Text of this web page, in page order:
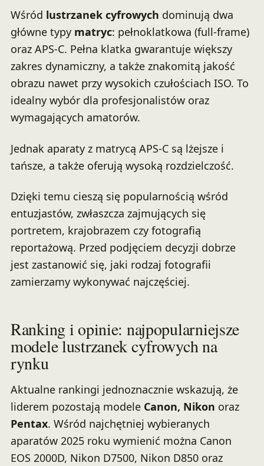
Wśród lustrzanek cyfrowych dominują dwa
główne typy matryc: pełnoklatkowa (full-frame)
oraz APS-C. Pełna klatka gwarantuje większy
zakres dynamiczny, a także znakomitą jakość
obrazu nawet przy wysokich czułościach ISO. To
idealny wybór dla profesjonalistów oraz
wymagających amatorów.
Jednak aparaty z matrycą APS-C są lżejsze i
tańsze, a także oferują wysoką rozdzielczość.
Dzięki temu cieszą się popularnością wśród
entuzjastów, zwłaszcza zajmujących się
portretem, krajobrazem czy fotografią
reportażową. Przed podjęciem decyzji dobrze
jest zastanowić się, jaki rodzaj fotografii
zamierzamy wykonywać najczęściej.
Ranking i opinie: najpopularniejsze
modele lustrzanek cyfrowych na
rynku
Aktualne rankingi jednoznacznie wskazują, że
liderem pozostają modele Canon, Nikon oraz
Pentax. Wśród najchętniej wybieranych
aparatów 2025 roku wymienić można Canon
EOS 2000D, Nikon D7500, Nikon D850 oraz